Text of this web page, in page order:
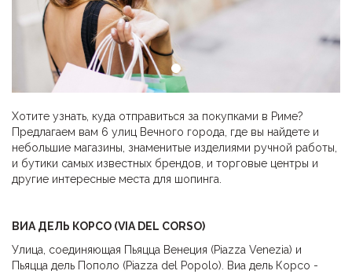
Хотите узнать, куда отправиться за покупками в Риме?
Предлагаем вам 6 улиц Вечного города, где вы найдете и
небольшие магазины, знаменитые изделиями ручной работы,
и бутики самых известных брендов, и торговые центры и
другие интересные места для шопинга.
ВИА ДЕЛЬ КОРСО (VIA DEL CORSO)
Улица, соединяющая Пьяцца Венеция (Piazza Venezia) и
Пьяцца дель Пополо (Piazza del Popolo). Виа дель Корсо -